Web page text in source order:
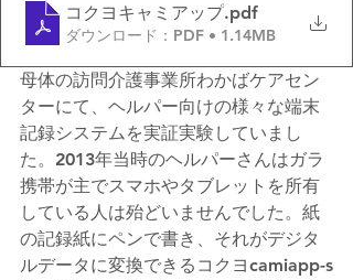
コクヨキャミアップ.pdf
ダウンロード：PDF • 1.14MB
母体の訪問介護事業所わかばケアセン
ターにて、ヘルパー向けの様々な端末
記録システムを実証実験していまし
た。2013年当時のヘルパーさんはガラ
携帯が主でスマホやタブレットを所有
している人は殆どいませんでした。紙
の記録紙にペンで書き、それがデジタ
ルデータに変換できるコクヨcamiapp-s